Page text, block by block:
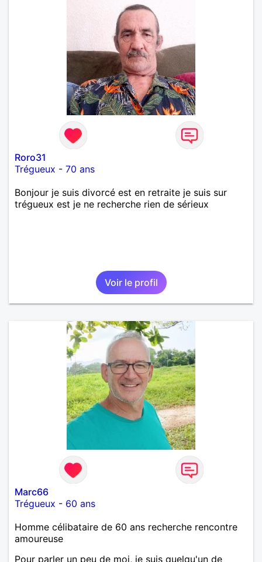
Roro31
Trégueux - 70 ans
Bonjour je suis divorcé est en retraite je suis sur
trégueux est je ne recherche rien de sérieux
Voir le profil
Marc66
Trégueux - 60 ans
Homme célibataire de 60 ans recherche rencontre
amoureuse
Pour parler un peu de moi, je suis quelqu'un de